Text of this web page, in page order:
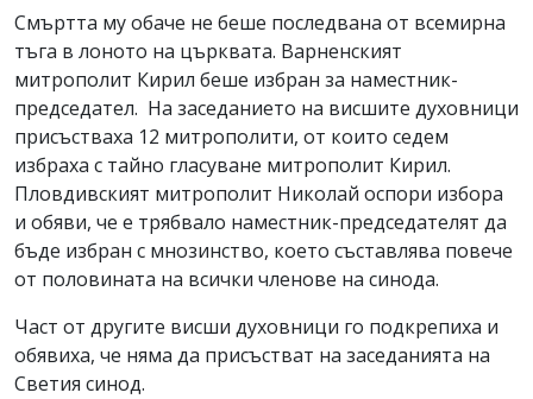
Смъртта му обаче не беше последвана от всемирна
тъга в лоното на църквата. Варненският
митрополит Кирил беше избран за наместник-
председател. На заседанието на висшите духовници
присъстваха 12 митрополити, от които седем
избраха с тайно гласуване митрополит Кирил.
Пловдивският митрополит Николай оспори избора
и обяви, че е трябвало наместник-председателят да
бъде избран с мнозинство, което съставлява повече
от половината на всички членове на синода.
Част от другите висши духовници го подкрепиха и
обявиха, че няма да присъстват на заседанията на
Светия синод.